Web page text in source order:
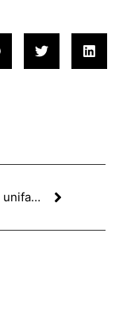
Habitatge unifamiliar disenyat per F2M publicat a ‘ELPARALEX’